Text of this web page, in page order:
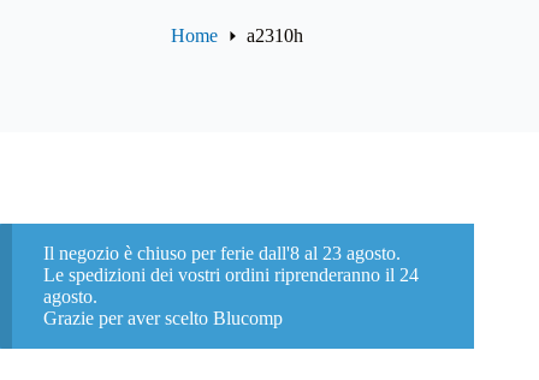
Home a2310h
Il negozio è chiuso per ferie dall'8 al 23 agosto.
Le spedizioni dei vostri ordini riprenderanno il 24
agosto.
Grazie per aver scelto Blucomp